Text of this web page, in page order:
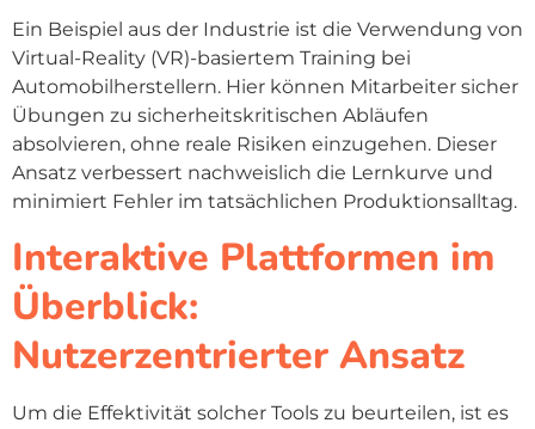
Ein Beispiel aus der Industrie ist die Verwendung von
Virtual-Reality (VR)-basiertem Training bei
Automobilherstellern. Hier können Mitarbeiter sicher
Übungen zu sicherheitskritischen Abläufen
absolvieren, ohne reale Risiken einzugehen. Dieser
Ansatz verbessert nachweislich die Lernkurve und
minimiert Fehler im tatsächlichen Produktionsalltag.
Interaktive Plattformen im
Überblick:
Nutzerzentrierter Ansatz
Um die Effektivität solcher Tools zu beurteilen, ist es